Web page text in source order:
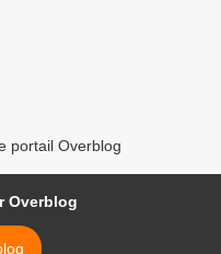
portail Overblog
Overblog